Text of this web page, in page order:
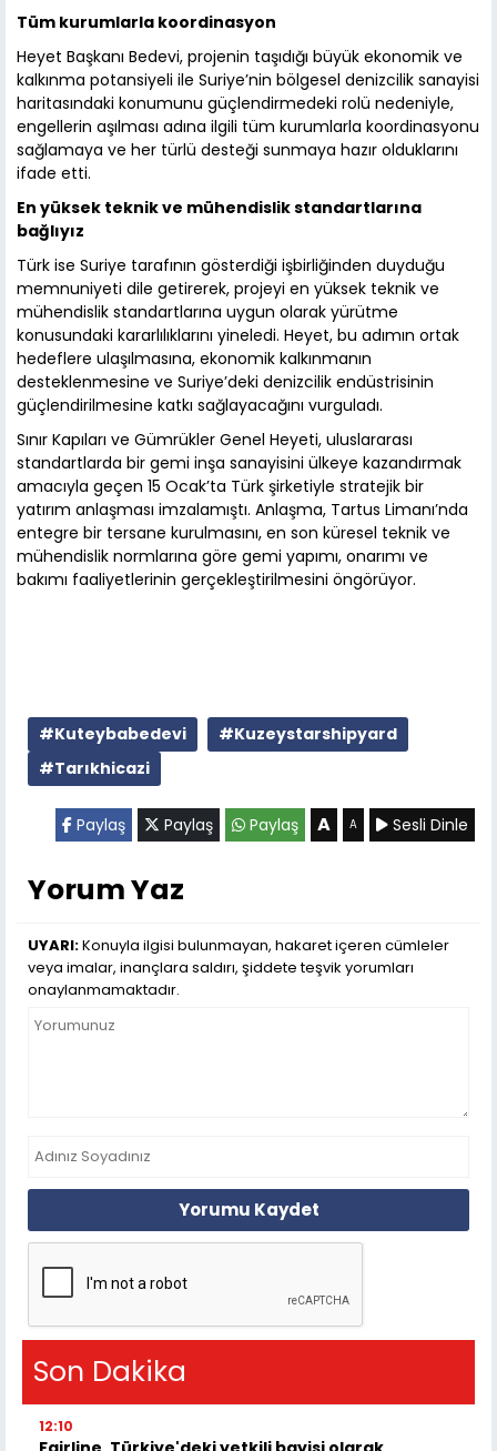
Tüm kurumlarla koordinasyon
Heyet Başkanı Bedevi, projenin taşıdığı büyük ekonomik ve
kalkınma potansiyeli ile Suriye’nin bölgesel denizcilik sanayisi
haritasındaki konumunu güçlendirmedeki rolü nedeniyle,
engellerin aşılması adına ilgili tüm kurumlarla koordinasyonu
sağlamaya ve her türlü desteği sunmaya hazır olduklarını
ifade etti.
En yüksek teknik ve mühendislik standartlarına
bağlıyız
Türk ise Suriye tarafının gösterdiği işbirliğinden duyduğu
memnuniyeti dile getirerek, projeyi en yüksek teknik ve
mühendislik standartlarına uygun olarak yürütme
konusundaki kararlılıklarını yineledi. Heyet, bu adımın ortak
hedeflere ulaşılmasına, ekonomik kalkınmanın
desteklenmesine ve Suriye’deki denizcilik endüstrisinin
güçlendirilmesine katkı sağlayacağını vurguladı.
Sınır Kapıları ve Gümrükler Genel Heyeti, uluslararası
standartlarda bir gemi inşa sanayisini ülkeye kazandırmak
amacıyla geçen 15 Ocak’ta Türk şirketiyle stratejik bir
yatırım anlaşması imzalamıştı. Anlaşma, Tartus Limanı’nda
entegre bir tersane kurulmasını, en son küresel teknik ve
mühendislik normlarına göre gemi yapımı, onarımı ve
bakımı faaliyetlerinin gerçekleştirilmesini öngörüyor.
#Kuteybabedevi
#Kuzeystarshipyard
#Tarıkhicazi
Paylaş Paylaş Paylaş A A Sesli Dinle
Yorum Yaz
UYARI:Konuyla ilgisi bulunmayan, hakaret içeren cümleler
veya imalar, inançlara saldırı, şiddete teşvik yorumları
onaylanmamaktadır.
Yorumu Kaydet
Son Dakika
12:10